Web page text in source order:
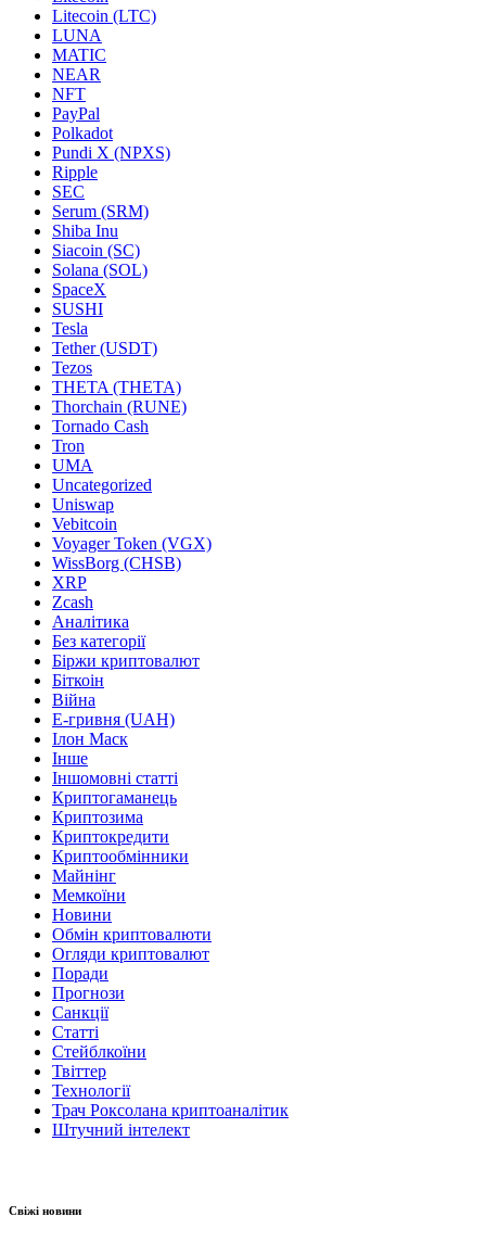
Litecoin (LTC)
LUNA
MATIC
NEAR
NFT
PayPal
Polkadot
Pundi X (NPXS)
Ripple
SEC
Serum (SRM)
Shiba Inu
Siacoin (SC)
Solana (SOL)
SpaceX
SUSHI
Tesla
Tether (USDT)
Tezos
THETA (THETA)
Thorchain (RUNE)
Tornado Cash
Tron
UMA
Uncategorized
Uniswap
Vebitcoin
Voyager Token (VGX)
WissBorg (CHSB)
XRP
Zcash
Аналітика
Без категорії
Біржи криптовалют
Біткоін
Війна
Е-гривня (UAH)
Ілон Маск
Інше
Іншомовні статті
Криптогаманець
Криптозима
Криптокредити
Криптообмінники
Майнінг
Мемкоїни
Новини
Обмін криптовалюти
Огляди криптовалют
Поради
Прогнози
Санкції
Статті
Стейблкоїни
Твіттер
Технології
Трач Роксолана криптоаналітик
Штучний інтелект
Свіжі новини